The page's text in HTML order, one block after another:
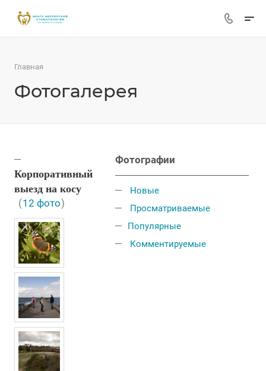
Главная
Фотогалерея
Фотографии
Новые
Просматриваемые
Популярные
Комментируемые
Корпоративный
выезд на косу
(12 фото)